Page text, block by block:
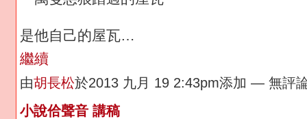
是他自己的屋瓦…
繼續
由胡長松於2013 九月 19 2:43pm添加 — 無評
小說佮聲音 講稿